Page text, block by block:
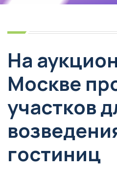
На
Москве
участков
гостиниц